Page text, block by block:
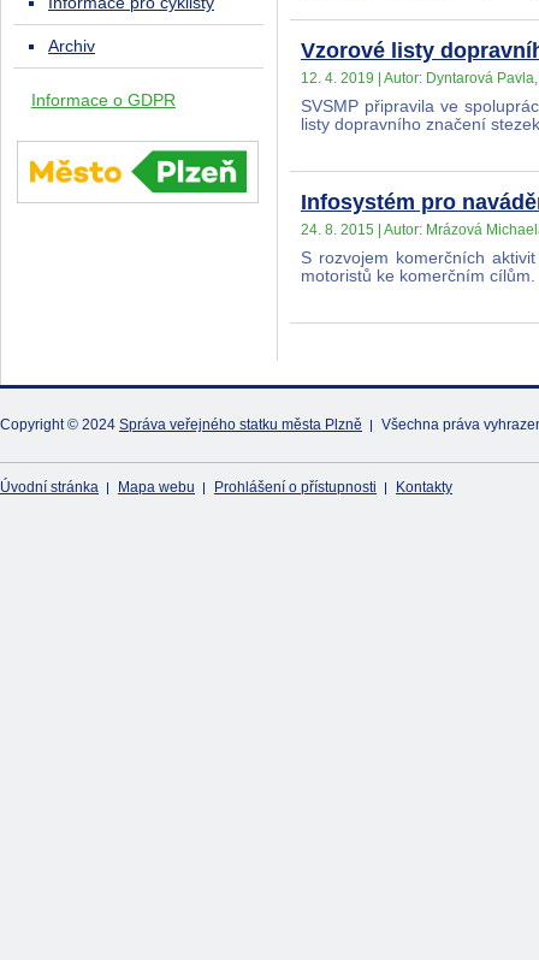
Vzorové listy
12. 4. 2019 | Autor: Dyntarová
SVSMP připravila ve
listy dopravního značení
Infosystém pro
24. 8. 2015 | Autor: Mrázová
S rozvojem komerčních
motoristů ke komerčním cílům.
Archiv
Informace o GDPR
Copyright © 2024 Správa veřejného statku města Plzně Všechna práva
Úvodní stránka Mapa webu Prohlášení o přístupnosti Kontakty